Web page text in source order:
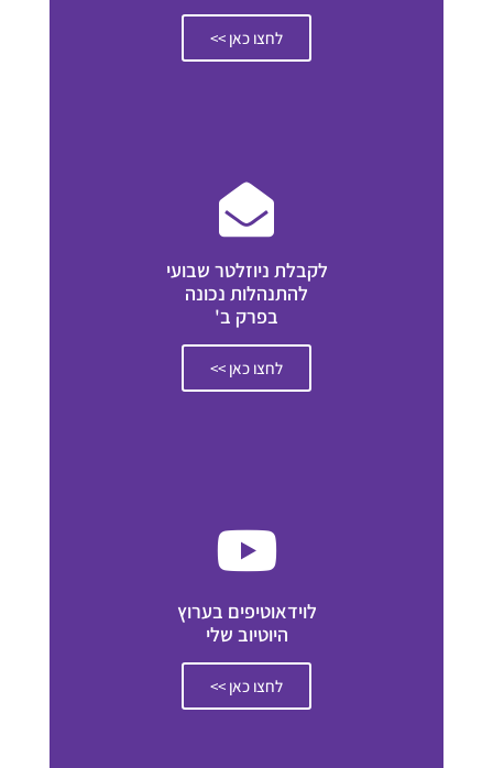
לחצו כאן >>
לקבלת ניוזלטר שבועי
להתנהלות נכונה
בפרק ב'
לחצו כאן >>
לוידאוטיפים בערוץ
היוטיוב שלי
לחצו כאן >>